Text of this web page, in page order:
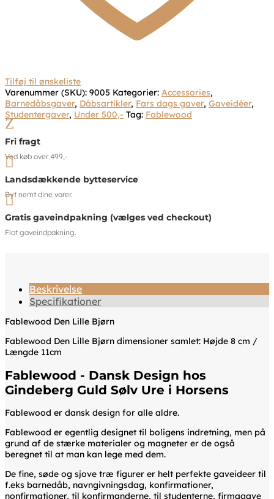
Tilføj til ønskeliste
Varenummer (SKU): 9005 Kategorier: Accessories,
Barnedåbsgaver, Dåbsartikler, Fars dags gaver, Gaveidéer,
Studentergaver, Under 500,- Tag: Fablewood
Z
Fri fragt
Ved køb over 499,-

Landsdækkende bytteservice
Byt nemt dine varer.

Gratis gaveindpakning (vælges ved checkout)
Flot gaveindpakning.
Beskrivelse
Specifikationer
Fablewood Den Lille Bjørn
Fablewood Den Lille Bjørn dimensioner samlet: Højde 8 cm /
Længde 11cm
Fablewood - Dansk Design hos
Gindeberg Guld Sølv Ure i Horsens
Fablewood er dansk design for alle aldre.
Fablewood er egentlig designet til boligens indretning, men på
grund af de stærke materialer og magneter er de også
beregnet til at man kan lege med dem.
De fine, søde og sjove træ figurer er helt perfekte gaveideer til
f.eks barnedåb, navngivningsdag, konfirmationer,
nonfirmationer, til konfirmanderne, til studenterne, firmagave